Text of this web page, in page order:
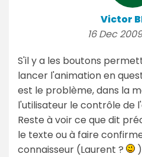
Victor
16 Dec
S'il y a les boutons
lancer l'animation en
est le problème, dans la
l'utilisateur le contrôle de
Reste à voir ce que dit
le texte ou à faire
connaisseur (Laurent ?